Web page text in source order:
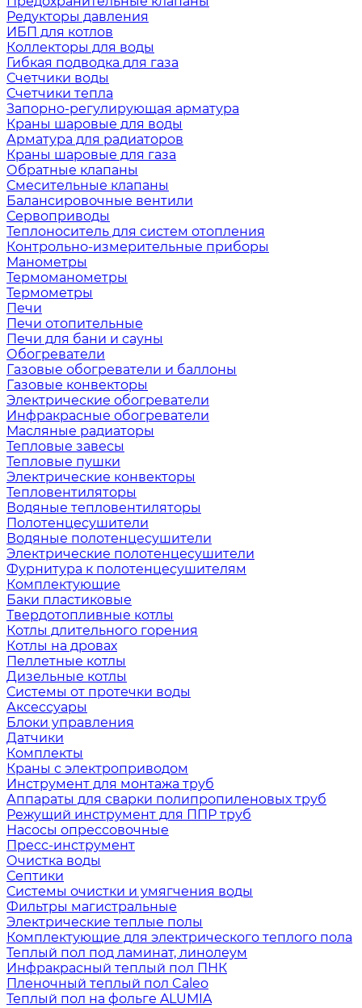
Редукторы давления
ИБП для котлов
Коллекторы для воды
Гибкая подводка для газа
Счетчики воды
Счетчики тепла
Запорно-регулирующая арматура
Краны шаровые для воды
Арматура для радиаторов
Краны шаровые для газа
Обратные клапаны
Смесительные клапаны
Балансировочные вентили
Сервоприводы
Теплоноситель для систем отопления
Контрольно-измерительные приборы
Манометры
Термоманометры
Термометры
Печи
Печи отопительные
Печи для бани и сауны
Обогреватели
Газовые обогреватели и баллоны
Газовые конвекторы
Электрические обогреватели
Инфракрасные обогреватели
Масляные радиаторы
Тепловые завесы
Тепловые пушки
Электрические конвекторы
Тепловентиляторы
Водяные тепловентиляторы
Полотенцесушители
Водяные полотенцесушители
Электрические полотенцесушители
Фурнитура к полотенцесушителям
Комплектующие
Баки пластиковые
Твердотопливные котлы
Котлы длительного горения
Котлы на дровах
Пеллетные котлы
Дизельные котлы
Системы от протечки воды
Аксессуары
Блоки управления
Датчики
Комплекты
Краны с электроприводом
Инструмент для монтажа труб
Аппараты для сварки полипропиленовых труб
Режущий инструмент для ППР труб
Насосы опрессовочные
Пресс-инструмент
Очистка воды
Септики
Системы очистки и умягчения воды
Фильтры магистральные
Электрические теплые полы
Комплектующие для электрического теплого пола
Теплый пол под ламинат, линолеум
Инфракрасный теплый пол ПНК
Пленочный теплый пол Caleo
Теплый пол на фольге ALUMIA